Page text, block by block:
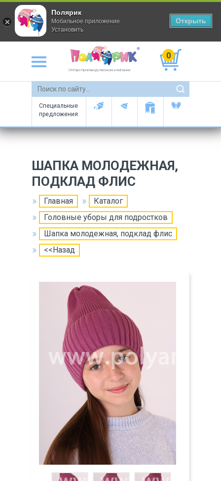
Оптово-производственная компания
0
Специальные
предложения
ШАПКА МОЛОДЕЖНАЯ,
ПОДКЛАД ФЛИС
Главная
Каталог
Головные уборы для подростков
Шапка молодежная, подклад флис
<<Назад
Полярик
Мобильное приложение
Установить
Открыть